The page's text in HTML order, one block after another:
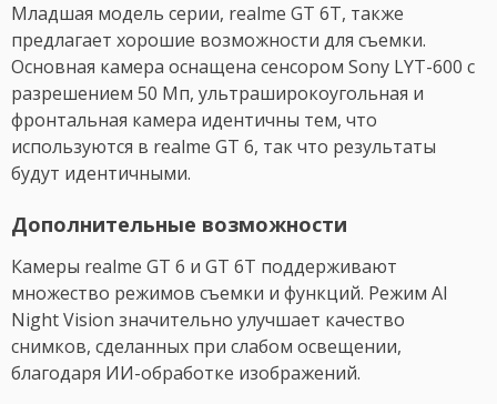
Младшая модель серии, realme GT 6T, также
предлагает хорошие возможности для съемки.
Основная камера оснащена сенсором Sony LYT-600 с
разрешением 50 Мп, ультраширокоугольная и
фронтальная камера идентичны тем, что
используются в realme GT 6, так что результаты
будут идентичными.
Дополнительные возможности
Камеры realme GT 6 и GT 6T поддерживают
множество режимов съемки и функций. Режим AI
Night Vision значительно улучшает качество
снимков, сделанных при слабом освещении,
благодаря ИИ-обработке изображений.